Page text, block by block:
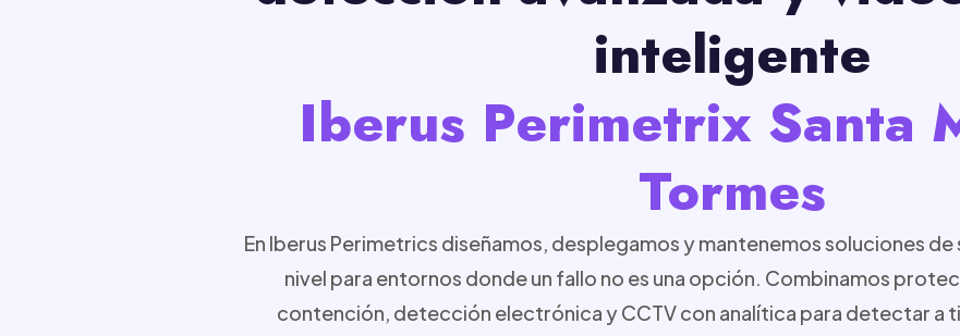
inteligente
Iberus Perimetrix Santa
Tormes
En Iberus Perimetrics diseñamos, desplegamos y mantenemos soluciones
nivel para entornos donde un fallo no es una opción. Combinamos
contención, detección electrónica y CCTV con analítica para detectar a